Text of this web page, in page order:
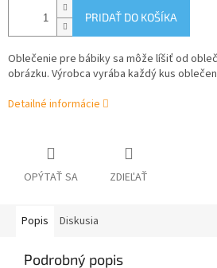
PRIDAŤ DO KOŠÍKA
Oblečenie pre bábiky sa môže líšiť od
obrázku. Výrobca vyrába každý kus
Detailné informácie
OPÝTAŤ SA ZDIEĽAŤ
Popis Diskusia
Podrobný popis